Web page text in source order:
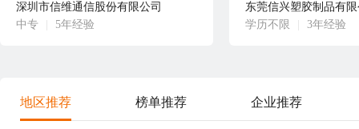
深圳市信维通信股份有限公司
中专
5年经验
东莞信兴塑胶制品有
学历不限
3年经验
地区推荐 榜单推荐 企业推荐